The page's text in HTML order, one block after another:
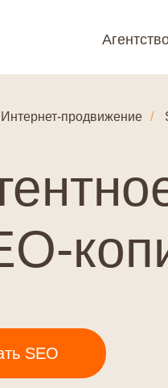
Интернет-продвижение /
SEO